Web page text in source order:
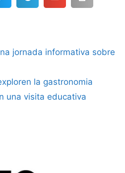
jornada informativa sobre
la gastronomia
una visita educativa